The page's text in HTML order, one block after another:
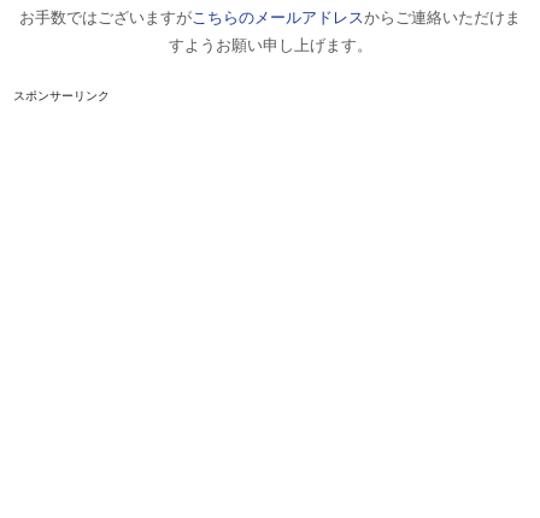
お手数ではございますがこちらのメールアドレスからご連絡いただけま
すようお願い申し上げます。
スポンサーリンク